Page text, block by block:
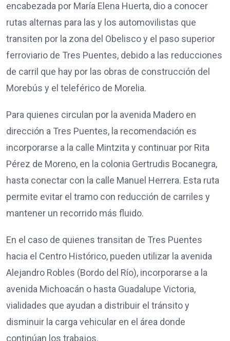
encabezada por María Elena Huerta, dio a conocer
rutas alternas para las y los automovilistas que
transiten por la zona del Obelisco y el paso superior
ferroviario de Tres Puentes, debido a las reducciones
de carril que hay por las obras de construcción del
Morebús y el teleférico de Morelia.
Para quienes circulan por la avenida Madero en
dirección a Tres Puentes, la recomendación es
incorporarse a la calle Mintzita y continuar por Rita
Pérez de Moreno, en la colonia Gertrudis Bocanegra,
hasta conectar con la calle Manuel Herrera. Esta ruta
permite evitar el tramo con reducción de carriles y
mantener un recorrido más fluido.
En el caso de quienes transitan de Tres Puentes
hacia el Centro Histórico, pueden utilizar la avenida
Alejandro Robles (Bordo del Río), incorporarse a la
avenida Michoacán o hasta Guadalupe Victoria,
vialidades que ayudan a distribuir el tránsito y
disminuir la carga vehicular en el área donde
continúan los trabajos.